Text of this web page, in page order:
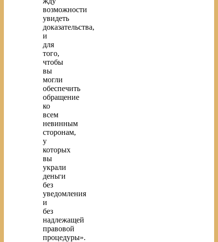
возможности
увидеть
доказательства,
и
для
того,
чтобы
вы
могли
обеспечить
обращение
ко
всем
невинным
сторонам,
у
которых
вы
украли
деньги
без
уведомления
и
без
надлежащей
правовой
процедуры».